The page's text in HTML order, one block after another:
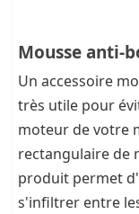
Mousse anti-
Un accessoire
très utile pour
moteur de votre
rectangulaire de
produit permet
s'infiltrer entre